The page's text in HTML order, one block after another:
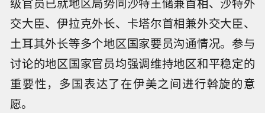
交大臣、伊拉克外长、卡塔尔首相兼外交大臣、
土耳其外长等多个地区国家要员沟通情况。参与
讨论的地区国家官员均强调维持地区和平稳定的
重要性，多国表达了在伊美之间进行斡旋的意
愿。